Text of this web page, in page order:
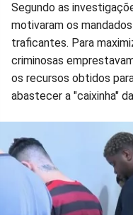
Segundo as
motivaram os
traficantes. Para
criminosas
os recursos obtidos
abastecer a "caixinha"